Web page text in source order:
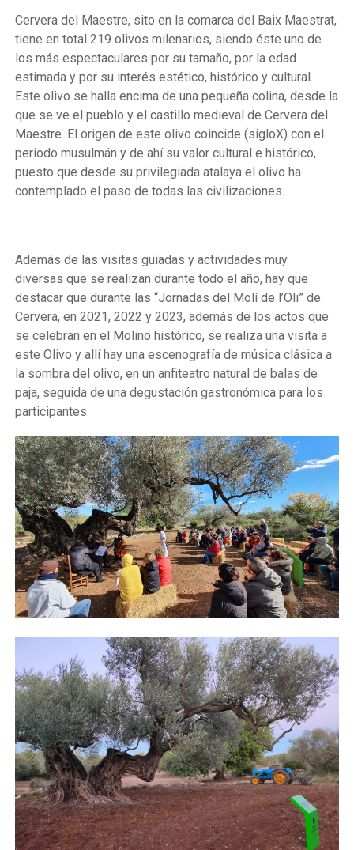
Cervera del Maestre, sito en la comarca del Baix Maestrat,
tiene en total 219 olivos milenarios, siendo éste uno de
los más espectaculares por su tamaño, por la edad
estimada y por su interés estético, histórico y cultural.
Este olivo se halla encima de una pequeña colina, desde la
que se ve el pueblo y el castillo medieval de Cervera del
Maestre. El origen de este olivo coincide (sigloX) con el
periodo musulmán y de ahí su valor cultural e histórico,
puesto que desde su privilegiada atalaya el olivo ha
contemplado el paso de todas las civilizaciones.
Además de las visitas guiadas y actividades muy
diversas que se realizan durante todo el año, hay que
destacar que durante las “Jornadas del Molí de l’Oli” de
Cervera, en 2021, 2022 y 2023, además de los actos que
se celebran en el Molino histórico, se realiza una visita a
este Olivo y allí hay una escenografía de música clásica a
la sombra del olivo, en un anfiteatro natural de balas de
paja, seguida de una degustación gastronómica para los
participantes.